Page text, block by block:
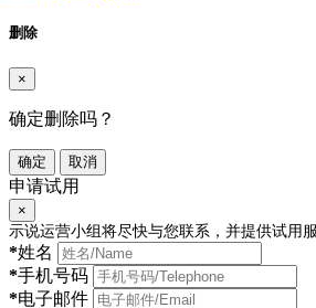
删除
×
确定删除吗？
确定 取消
申请试用
×
示说运营小组将尽快与您联系，并提供试用
*姓名
*手机号码
*电子邮件